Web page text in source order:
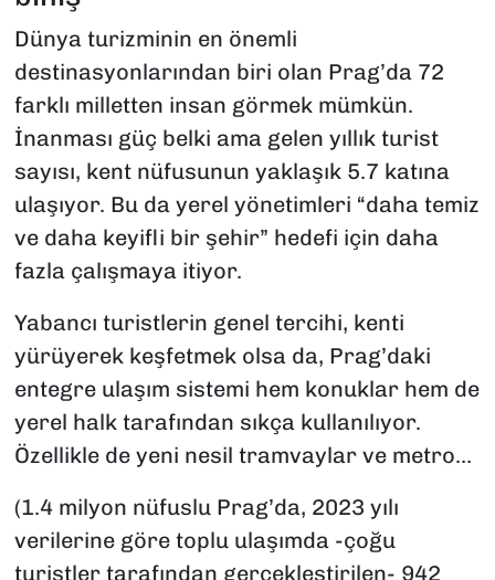
Dünya turizminin en önemli
destinasyonlarından biri olan Prag’da 72
farklı milletten insan görmek mümkün.
İnanması güç belki ama gelen yıllık turist
sayısı, kent nüfusunun yaklaşık 5.7 katına
ulaşıyor. Bu da yerel yönetimleri “daha temiz
ve daha keyifli bir şehir” hedefi için daha
fazla çalışmaya itiyor.
Yabancı turistlerin genel tercihi, kenti
yürüyerek keşfetmek olsa da, Prag’daki
entegre ulaşım sistemi hem konuklar hem de
yerel halk tarafından sıkça kullanılıyor.
Özellikle de yeni nesil tramvaylar ve metro…
(1.4 milyon nüfuslu Prag’da, 2023 yılı
verilerine göre toplu ulaşımda -çoğu
turistler tarafından gerçekleştirilen- 942